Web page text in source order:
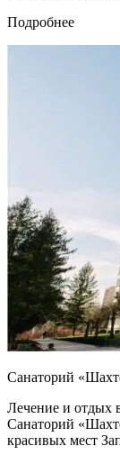
Подробнее
Санаторий
Лечение и отдых
Санаторий
красивых мест